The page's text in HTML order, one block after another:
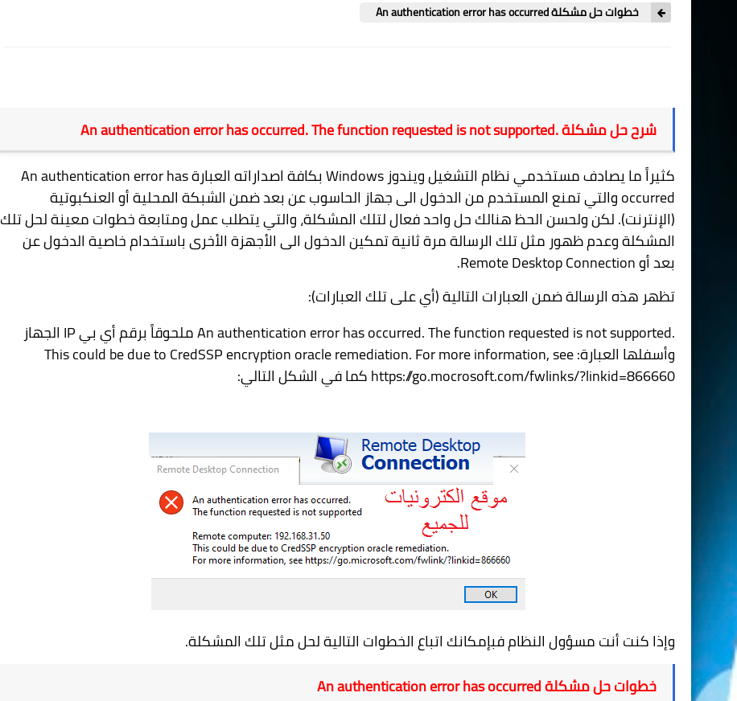
خطوات حل مشكلة An authentication error has occurred
شرح حل مشكلةAn authentication error has occurred. The function requested is not supported.
كثيراً ما يصادف مستخدمي نظام التشغيل ويندوز Windowsبكافة اصداراته العبارةAn authentication error has
occurredوالتي تمنع المستخدم من الدخول الى جهاز الحاسوب عن بعد ضمن الشبكة المحلية أو العنكبوتية
(الإنترنت). لكن ولحسن الحظ هنالك حل واحد فعال لتلك المشكلة، والتي يتطلب عمل ومتابعة خطوات معينة لحل تلك
المشكلة وعدم ظهور مثل تلك الرسالة مرة ثانية تمكين الدخول الى الأجهزة الأخرى باستخدام خاصية الدخول عن
بعد أوRemote Desktop Connection
.
تظهر هذه الرسالة ضمن العبارات التالية (أي على تلك العبارات):
An authentication error has occurred. The function requested is not supported.ملحوقاً برقم أي بيIP الجهاز
وأسفلها العبارة:This could be due to CredSSP encryption oracle remediation. For more information, see
https://go.mocrosoft.com/fwlinks/?linkid=866660كما في الشكل التالي:
وإذا كنت أنت مسؤول النظام فبإمكانك اتباع الخطوات التالية لحل مثل تلك المشكلة.
خطوات حل مشكلةAn authentication error has occurred